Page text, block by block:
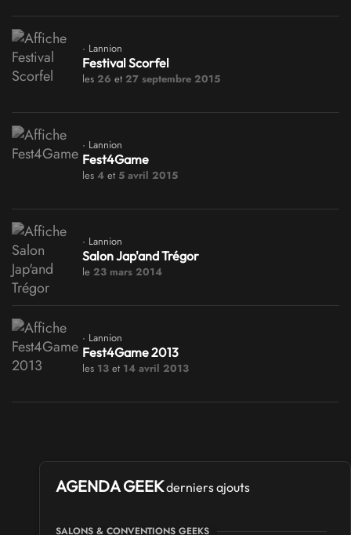
· Lannion
Festival Scorfel
les 26 et 27 septembre 2015
· Lannion
Fest4Game
les 4 et 5 avril 2015
· Lannion
Salon Jap'and Trégor
le 23 mars 2014
· Lannion
Fest4Game 2013
les 13 et 14 avril 2013
AGENDA GEEKderniers ajouts
SALONS & CONVENTIONS GEEKS